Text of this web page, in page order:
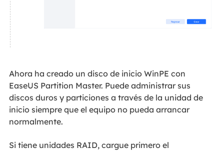
Ahora ha creado un disco de inicio WinPE con
EaseUS Partition Master. Puede administrar sus
discos duros y particiones a través de la unidad de
inicio siempre que el equipo no pueda arrancar
normalmente.
Si tiene unidades RAID, cargue primero el